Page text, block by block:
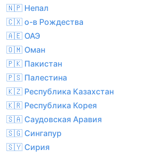
🇳🇵 Непал
🇨🇽 о-в Рождества
🇦🇪 ОАЭ
🇴🇲 Оман
🇵🇰 Пакистан
🇵🇸 Палестина
🇰🇿 Республика Казахстан
🇰🇷 Республика Корея
🇸🇦 Саудовская Аравия
🇸🇬 Сингапур
🇸🇾 Сирия